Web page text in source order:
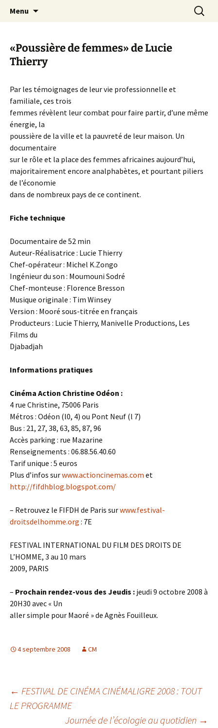
Canal Marches
Menu
«Poussière de femmes» de Lucie
Thierry
Par les témoignages de leur vie professionnelle et
familiale, ces trois
femmes révèlent leur combat pour faire partir, d’une même
énergie, la
poussière de la ville et la pauvreté de leur maison. Un
documentaire
sur le rôle et la place des femmes africaines aujourd’hui,
majoritairement encore analphabètes, et pourtant piliers
de l’économie
dans de nombreux pays de ce continent.
Fiche technique
Documentaire de 52 min
Auteur-Réalisatrice : Lucie Thierry
Chef-opérateur : Michel K.Zongo
Ingénieur du son : Moumouni Sodré
Chef-monteuse : Florence Bresson
Musique originale : Tim Winsey
Version : Mooré sous-titrée en français
Producteurs : Lucie Thierry, Manivelle Productions, Les
Films du
Djabadjah
Informations pratiques
Cinéma Action Christine Odéon :
4 rue Christine, 75006 Paris
Métros : Odéon (l0, 4) ou Pont Neuf (l 7)
Bus : 21, 27, 38, 63, 85, 87, 96
Accès parking : rue Mazarine
Renseignements : 06.88.56.40.60
Tarif unique : 5 euros
Plus d’infos surwww.actioncinemas.com et
http://fifdhblog.blogspot.com/
– Retrouvez le FIFDH de Paris surwww.festival-
droitsdelhomme.org : 7E
FESTIVAL INTERNATIONAL DU FILM DES DROITS DE
L’HOMME, 3 au 10 mars
2009, PARIS
– Prochain rendez-vous des Jeudis : jeudi 9 octobre 2008 à
20H30 avec « Un
aller simple pour Maoré » de Agnès Fouilleux.
4 septembre 2008 CM
Navigation
← FESTIVAL DE CINÉMA CINÉMALIGRE 2008 : TOUT
LE PROGRAMME
Journée de l’écologie au quotidien →